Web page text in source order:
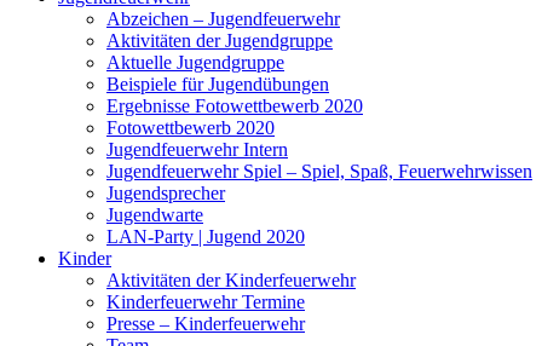
Abzeichen – Jugendfeuerwehr
Aktivitäten der Jugendgruppe
Aktuelle Jugendgruppe
Beispiele für Jugendübungen
Ergebnisse Fotowettbewerb 2020
Fotowettbewerb 2020
Jugendfeuerwehr Intern
Jugendfeuerwehr Spiel – Spiel, Spaß, Feuerwehrwissen
Jugendsprecher
Jugendwarte
LAN-Party | Jugend 2020
Kinder
Aktivitäten der Kinderfeuerwehr
Kinderfeuerwehr Termine
Presse – Kinderfeuerwehr